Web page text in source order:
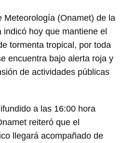
Meteorología (Onamet) de la
hoy que mantiene el
tormenta tropical, por toda
encuentra bajo alerta roja y
de actividades públicas
a las 16:00 hora
reiteró que el
llegará acompañado de